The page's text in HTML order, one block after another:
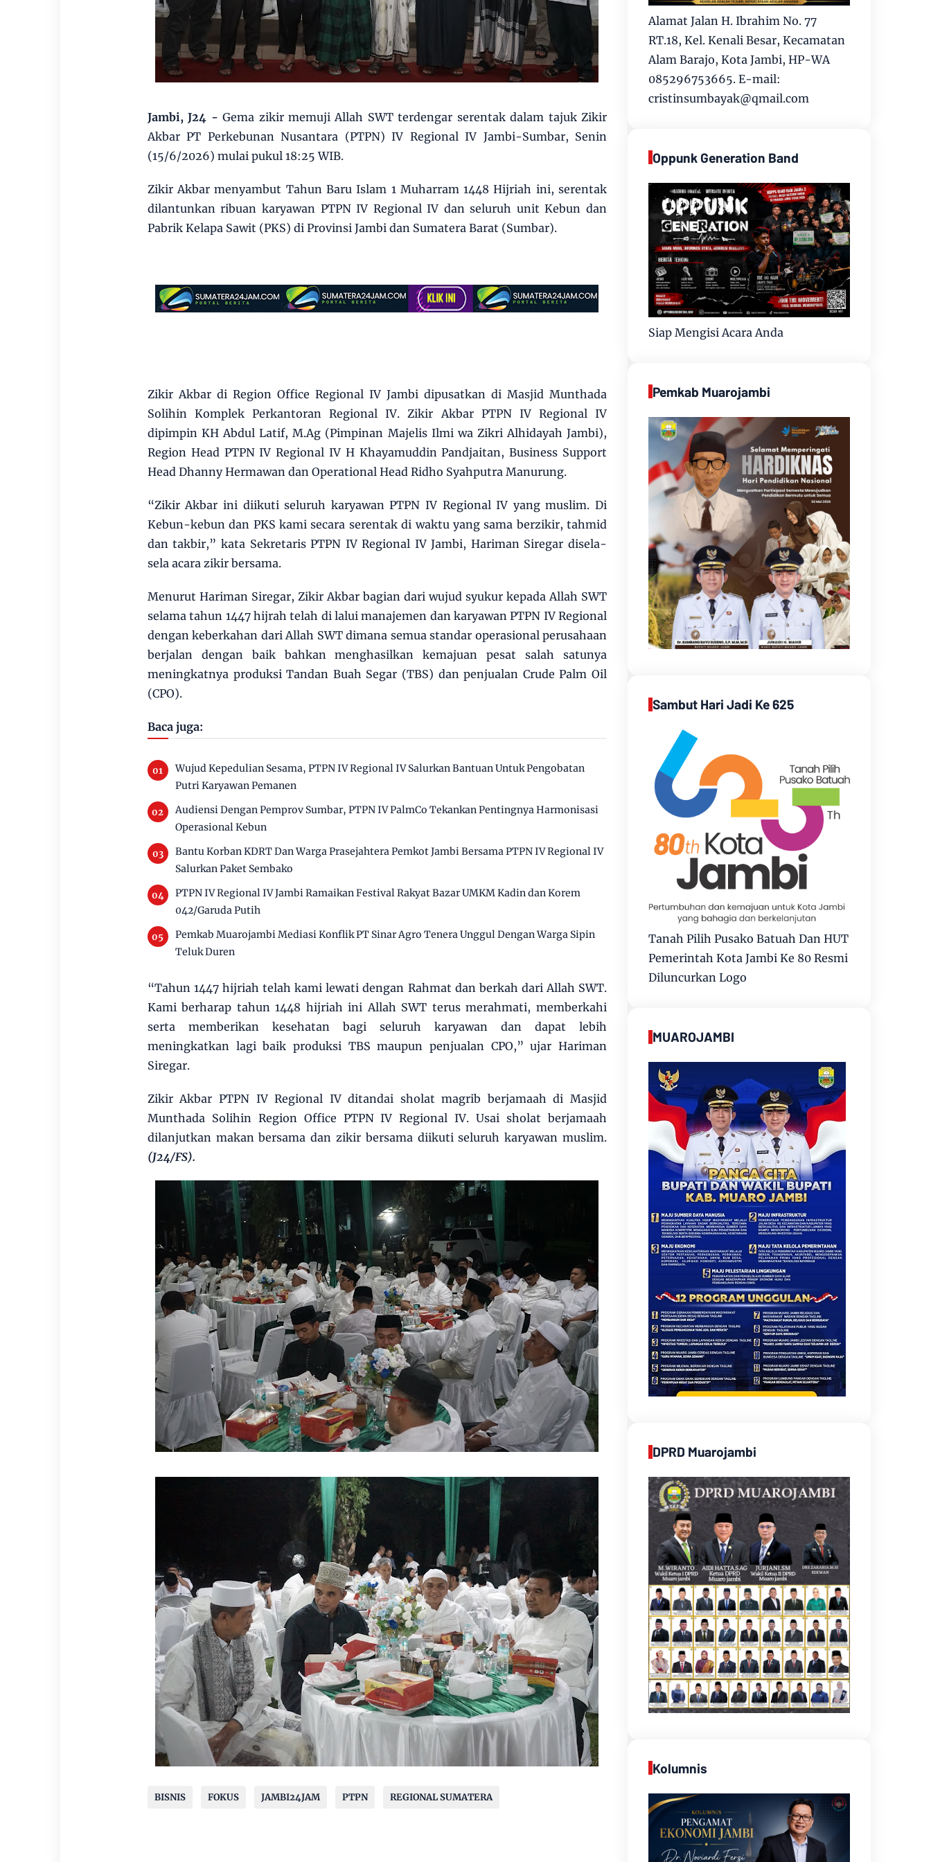
Jambi, J24 -Gema zikir memuji Allah SWT terdengar serentak dalam tajuk Zikir
Akbar PT Perkebunan Nusantara (PTPN) IV Regional IV Jambi-Sumbar, Senin
(15/6/2026) mulai pukul 18:25 WIB.
Zikir Akbar menyambut Tahun Baru Islam 1 Muharram 1448 Hijriah ini, serentak
dilantunkan ribuan karyawan PTPN IV Regional IV dan seluruh unit Kebun dan
Pabrik Kelapa Sawit (PKS) di Provinsi Jambi dan Sumatera Barat (Sumbar).
Zikir Akbar di Region Office Regional IV Jambi dipusatkan di Masjid Munthada
Solihin Komplek Perkantoran Regional IV. Zikir Akbar PTPN IV Regional IV
dipimpin KH Abdul Latif, M.Ag (Pimpinan Majelis Ilmi wa Zikri Alhidayah Jambi),
Region Head PTPN IV Regional IV H Khayamuddin Pandjaitan, Business Support
Head Dhanny Hermawan dan Operational Head Ridho Syahputra Manurung.
“Zikir Akbar ini diikuti seluruh karyawan PTPN IV Regional IV yang muslim. Di
Kebun-kebun dan PKS kami secara serentak di waktu yang sama berzikir, tahmid
dan takbir,” kata Sekretaris PTPN IV Regional IV Jambi, Hariman Siregar disela-
sela acara zikir bersama.
Menurut Hariman Siregar, Zikir Akbar bagian dari wujud syukur kepada Allah SWT
selama tahun 1447 hijrah telah di lalui manajemen dan karyawan PTPN IV Regional
dengan keberkahan dari Allah SWT dimana semua standar operasional perusahaan
berjalan dengan baik bahkan menghasilkan kemajuan pesat salah satunya
meningkatnya produksi Tandan Buah Segar (TBS) dan penjualan Crude Palm Oil
(CPO).
Baca juga:
Wujud Kepedulian Sesama, PTPN IV Regional IV Salurkan Bantuan Untuk Pengobatan
Putri Karyawan Pemanen
Audiensi Dengan Pemprov Sumbar, PTPN IV PalmCo Tekankan Pentingnya Harmonisasi
Operasional Kebun
Bantu Korban KDRT Dan Warga Prasejahtera Pemkot Jambi Bersama PTPN IV Regional IV
Salurkan Paket Sembako
PTPN IV Regional IV Jambi Ramaikan Festival Rakyat Bazar UMKM Kadin dan Korem
042/Garuda Putih
Pemkab Muarojambi Mediasi Konflik PT Sinar Agro Tenera Unggul Dengan Warga Sipin
Teluk Duren
“Tahun 1447 hijriah telah kami lewati dengan Rahmat dan berkah dari Allah SWT.
Kami berharap tahun 1448 hijriah ini Allah SWT terus merahmati, memberkahi
serta memberikan kesehatan bagi seluruh karyawan dan dapat lebih
meningkatkan lagi baik produksi TBS maupun penjualan CPO,” ujar Hariman
Siregar.
Zikir Akbar PTPN IV Regional IV ditandai sholat magrib berjamaah di Masjid
Munthada Solihin Region Office PTPN IV Regional IV. Usai sholat berjamaah
dilanjutkan makan bersama dan zikir bersama diikuti seluruh karyawan muslim.
(J24/FS).
BISNIS FOKUS JAMBI24JAM PTPN REGIONAL SUMATERA
Alamat Jalan H. Ibrahim No. 77
RT.18, Kel. Kenali Besar, Kecamatan
Alam Barajo, Kota Jambi, HP-WA
085296753665. E-mail:
cristinsumbayak@qmail.com
Oppunk Generation Band
Siap Mengisi Acara Anda
Pemkab Muarojambi
Sambut Hari Jadi Ke 625
Tanah Pilih Pusako Batuah Dan HUT
Pemerintah Kota Jambi Ke 80 Resmi
Diluncurkan Logo
MUAROJAMBI
DPRD Muarojambi
Kolumnis